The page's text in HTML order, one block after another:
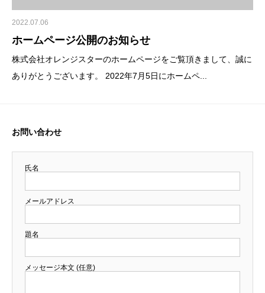
2022.07.06
ホームページ公開のお知らせ
株式会社オレンジスターのホームページをご覧頂きまして、誠に
ありがとうございます。 2022年7月5日にホームペ...
お問い合わせ
氏名
メールアドレス
題名
メッセージ本文 (任意)